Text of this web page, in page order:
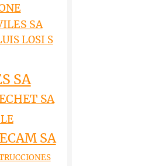
SA
LOSI S
SA
SA
SA